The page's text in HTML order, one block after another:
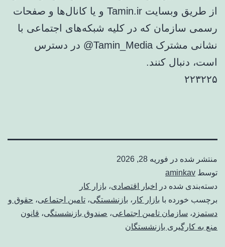
از طریق وبسایت Tamin.ir و یا کانال‌ها و صفحات
رسمی سازمان که در کلیه شبکه‌های اجتماعی با
نشانی مشترک Tamin_Media@ در دسترس
است، دنبال کنند.
۲۲۳۲۲۵
منتشر شده در فوریه 28, 2026
توسط aminkav
دسته‌بندی شده در
اخبار اقتصادی، بازار کار
برچسب خورده با بازار کار ، بازنشستگی، تامین اجتماعی، حقوق و
دستمزد، سازمان تامین اجتماعی، صندوق بازنشستگی، قانون
منع به کارگیری بازنشستگان